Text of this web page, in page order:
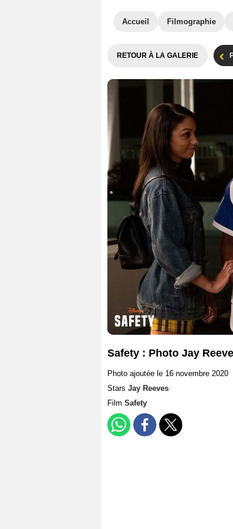
Accueil Filmographie
RETOUR À LA GALERIE
Safety : Photo Jay
Photo ajoutée le 16 novembre 2020
Stars Jay Reeves
Film Safety